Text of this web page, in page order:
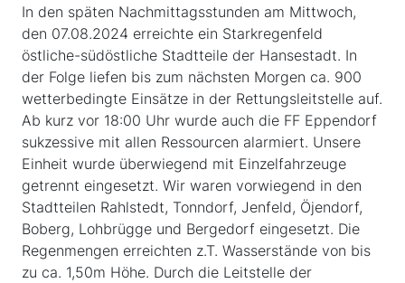
In den späten Nachmittagsstunden am Mittwoch,
den 07.08.2024 erreichte ein Starkregenfeld
östliche-südöstliche Stadtteile der Hansestadt. In
der Folge liefen bis zum nächsten Morgen ca. 900
wetterbedingte Einsätze in der Rettungsleitstelle auf.
Ab kurz vor 18:00 Uhr wurde auch die FF Eppendorf
sukzessive mit allen Ressourcen alarmiert. Unsere
Einheit wurde überwiegend mit Einzelfahrzeuge
getrennt eingesetzt. Wir waren vorwiegend in den
Stadtteilen Rahlstedt, Tonndorf, Jenfeld, Öjendorf,
Boberg, Lohbrügge und Bergedorf eingesetzt. Die
Regenmengen erreichten z.T. Wasserstände von bis
zu ca. 1,50m Höhe. Durch die Leitstelle der